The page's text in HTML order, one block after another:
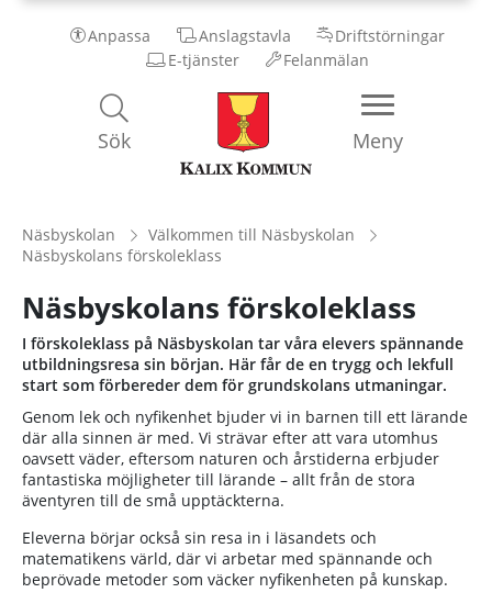
Anpassa Anslagstavla
Driftstörningar
E-tjänster
Felanmälan
Kalix
Kommun
Meny
Sök
Näsbyskolan
Välkommen till Näsbyskolan
Näsbyskolans förskoleklass
Näsbyskolans förskoleklass
I förskoleklass på Näsbyskolan tar våra elevers spännande
utbildningsresa sin början. Här får de en trygg och lekfull
start som förbereder dem för grundskolans utmaningar.
Genom lek och nyfikenhet bjuder vi in barnen till ett lärande
där alla sinnen är med. Vi strävar efter att vara utomhus
oavsett väder, eftersom naturen och årstiderna erbjuder
fantastiska möjligheter till lärande – allt från de stora
äventyren till de små upptäckterna.
Eleverna börjar också sin resa in i läsandets och
matematikens värld, där vi arbetar med spännande och
beprövade metoder som väcker nyfikenheten på kunskap.